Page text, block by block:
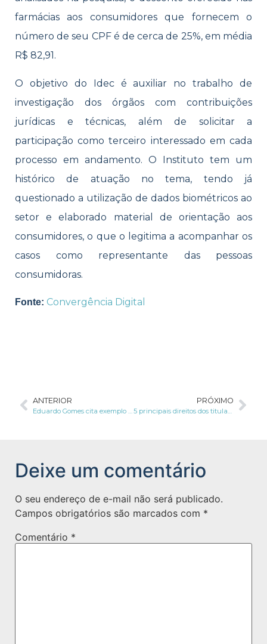
farmácias aos consumidores que fornecem o
número de seu CPF é de cerca de 25%, em média
R$ 82,91.
O objetivo do Idec é auxiliar no trabalho de
investigação dos órgãos com contribuições
jurídicas e técnicas, além de solicitar a
participação como terceiro interessado em cada
processo em andamento. O Instituto tem um
histórico de atuação no tema, tendo já
questionado a utilização de dados biométricos ao
setor e elaborado material de orientação aos
consumidores, o que o legitima a acompanhar os
casos como representante das pessoas
consumidoras.
Fonte: Convergência Digital
ANTERIOR PRÓXIMO
Deixe um comentário
O seu endereço de e-mail não será publicado.
Campos obrigatórios são marcados com *
Comentário *